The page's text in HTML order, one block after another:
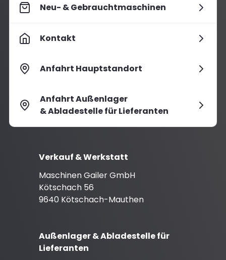
Neu- & Gebrauchtmaschinen
Kontakt
Anfahrt Hauptstandort
Anfahrt Außenlager
& Abladestelle für Lieferanten
Verkauf & Werkstatt
Maschinen Gailer GmbH
Kötschach 56
9640 Kötschach-Mauthen
Außenlager & Abladestelle für
Lieferanten